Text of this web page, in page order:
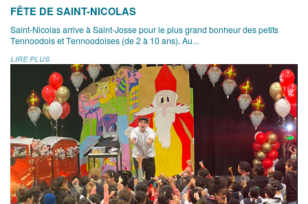
FÊTE DE SAINT-NICOLAS
Saint-Nicolas arrive à Saint-Josse pour le plus grand bonheur des petits
Tennoodois et Tennoodoises (de 2 à 10 ans). Au...
LIRE PLUS